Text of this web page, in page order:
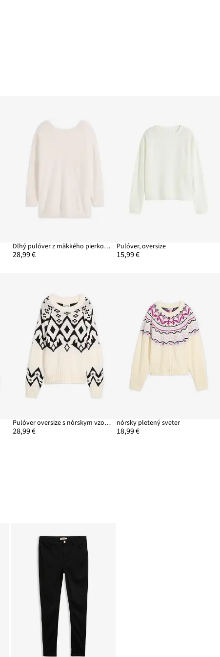
Dlhý pulóver z mäkkého pierkového vlákna
28,99 €
Pulóver, oversize
15,99 €
Pulóver oversize s nórskym vzorom
28,99 €
nórsky pletený sveter
18,99 €